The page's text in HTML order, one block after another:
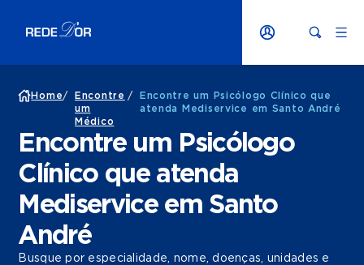
Home/
Encontre
um
Médico
/
Encontre um Psicólogo Clínico que
atenda Mediservice em Santo André
Encontre um Psicólogo
Clínico que atenda
Mediservice em Santo
André
Busque por especialidade, nome, doenças, unidades e